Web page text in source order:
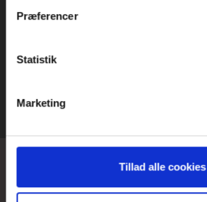
Præferencer
Statistik
Marketing
Tillad alle cookies